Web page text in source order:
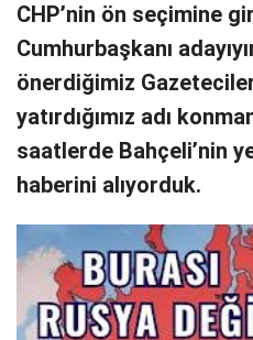
CHP’nin ön seçimine
Cumhurbaşkanı
önerdiğimiz
yatırdığımız adı
saatlerde Bahçeli’nin
haberini alıyorduk.